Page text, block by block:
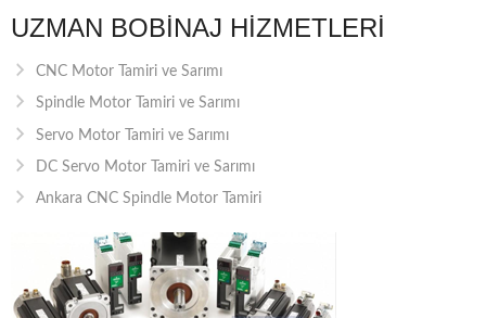
UZMAN BOBINAJ HIZMETLERI
CNC Motor Tamiri ve Sarımı
Spindle Motor Tamiri ve Sarımı
Servo Motor Tamiri ve Sarımı
DC Servo Motor Tamiri ve Sarımı
Ankara CNC Spindle Motor Tamiri